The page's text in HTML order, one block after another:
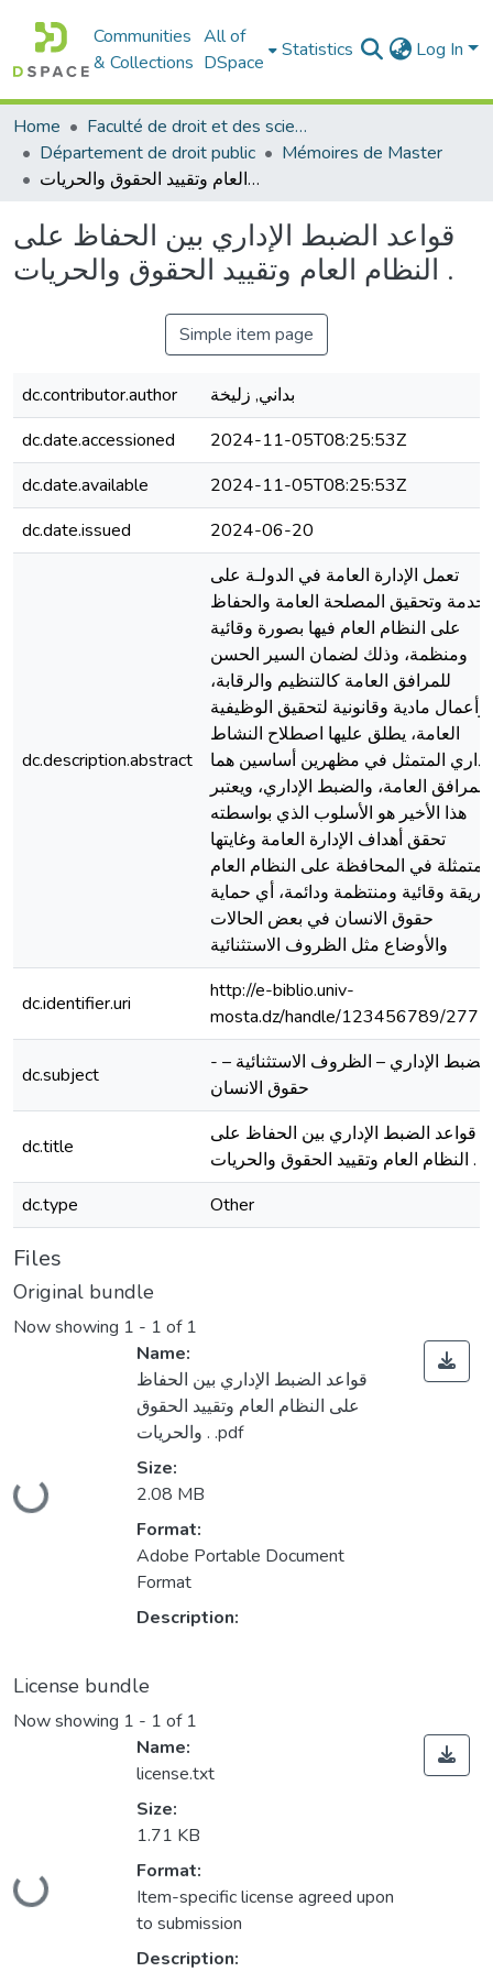
Communities
& Collections
All of
DSpace
Statistics Log In
Home
Faculté de droit et des sciences politiques
Département de droit public
Mémoires de Master
قواعد الضبط الإداري بين الحفاظ على النظام العام وتقييد الحقوق والحريات .
قواعد الضبط الإداري بين الحفاظ على
النظام العام وتقييد الحقوق والحريات .
Simple item page
dc.contributor.author
بداني, زليخة
dc.date.accessioned
2024-11-05T08:25:53Z
dc.date.available
2024-11-05T08:25:53Z
dc.date.issued
2024-06-20
dc.description.abstract
تعمل الإدارة العامة في الدولـة على
خدمة وتحقيق المصلحة العامة والحفاظ
على النظام العام فيها بصورة وقائية
ومنظمة، وذلك لضمان السير الحسن
للمرافق العامة كالتنظيم والرقابة،
وأعمال مادية وقانونية لتحقيق الوظيفية
العامة، يطلق عليها اصطلاح النشاط
المتمثل في مظهرين أساسين هما
المرافق العامة، والضبط الإداري، ويعتبر
هذا الأخير هو الأسلوب الذي بواسطته
تحقق أهداف الإدارة العامة وغايتها
المتمثلة في المحافظة على النظام العام
وقائية ومنتظمة ودائمة، أي حماية
حقوق الانسان في بعض الحالات
والأوضاع مثل الظروف الاستثنائية
dc.identifier.uri
http://e-biblio.univ-
mosta.dz/handle/123456789/
dc.subject
- الضبط الإداري – الظروف الاستثنائية –
حقوق الانسان
dc.title
قواعد الضبط الإداري بين الحفاظ على
النظام العام وتقييد الحقوق والحريات .
dc.type
Other
Files
Original bundle
Now showing 1 - 1 of 1
Loading...
Name:
قواعد الضبط الإداري بين الحفاظ
على النظام العام وتقييد الحقوق
والحريات . .pdf
Size:
2.08 MB
Format:
Adobe Portable Document
Format
Description:
License bundle
Now showing 1 - 1 of 1
Loading...
Name:
license.txt
Size:
1.71 KB
Format:
Item-specific license agreed upon
to submission
Description: